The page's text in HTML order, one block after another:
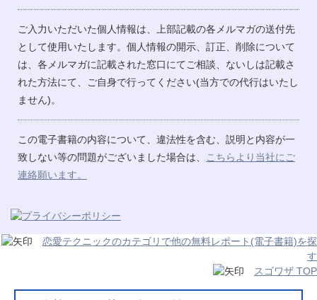
ご入力いただいた個人情報は、上部記載の各メルマガの送付先
として使用いたします。個人情報の開示、訂正、削除について
は、各メルマガに記載された窓口にてご相談、ないしは記載さ
れた方法にて、ご自身で行ってください(当方での代行はいたし
ません)。
この電子書籍の内容について、違法性を含む、説明と内容が一
致しない等の問題がございました場合は、
こちらより当社にご
連絡願います。
恋愛テクニックのカテゴリで他の無料レポート(電子書籍)を探
す
スゴワザ TOP